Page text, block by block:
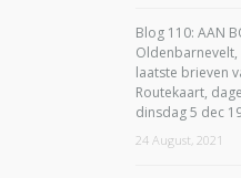
Blog 110: AAN
laatste brieven
Routekaart,
dinsdag 5 dec
24 August, 2021